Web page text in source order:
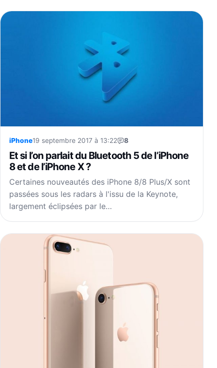
iPhone19 septembre 2017 à 13:22 8
Et si l’on parlait du Bluetooth 5 de l’iPhone
8 et de l’iPhone X ?
Certaines nouveautés des iPhone 8/8 Plus/X sont
passées sous les radars à l'issu de la Keynote,
largement éclipsées par le…